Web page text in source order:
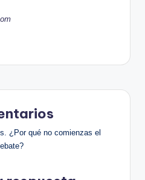
¿Por qué no comienzas el